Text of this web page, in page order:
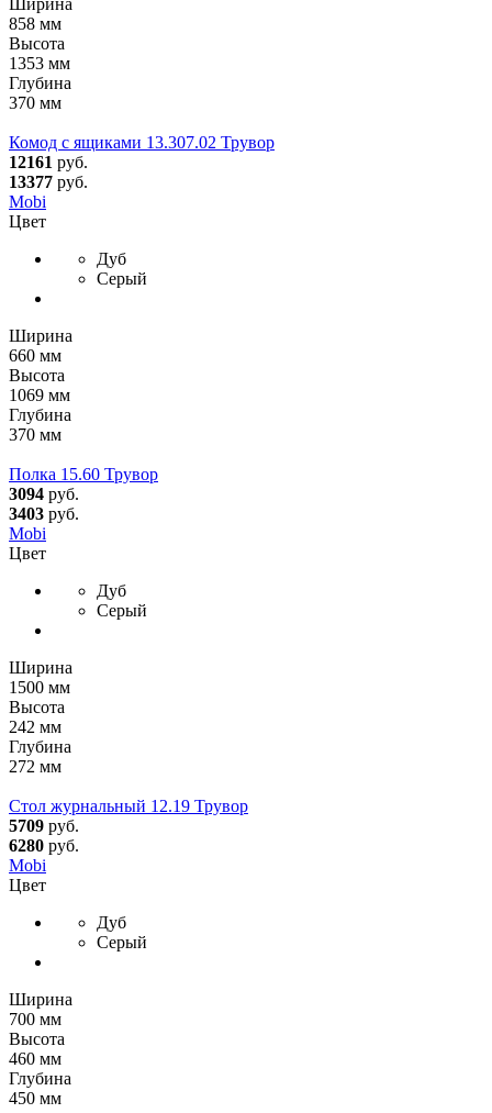
858 мм
Высота
1353 мм
Глубина
370 мм
Комод с ящиками 13.307.02 Трувор
12161 руб.
13377 руб.
Mobi
Цвет
Дуб
Серый
Ширина
660 мм
Высота
1069 мм
Глубина
370 мм
Полка 15.60 Трувор
3094 руб.
3403 руб.
Mobi
Цвет
Дуб
Серый
Ширина
1500 мм
Высота
242 мм
Глубина
272 мм
Стол журнальный 12.19 Трувор
5709 руб.
6280 руб.
Mobi
Цвет
Дуб
Серый
Ширина
700 мм
Высота
460 мм
Глубина
450 мм